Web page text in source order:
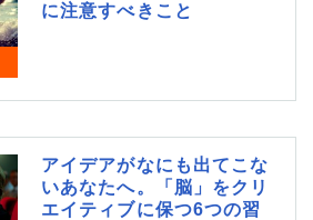
に注意すべきこと
アイデアがなにも出てこな
いあなたへ。「脳」をクリ
エイティブに保つ6つの習